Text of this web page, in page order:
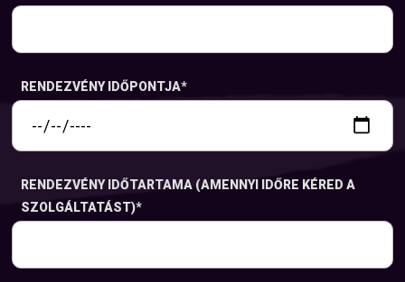
RENDEZVÉNY IDŐPONTJA*
RENDEZVÉNY IDŐTARTAMA (AMENNYI IDŐRE KÉRED A
SZOLGÁLTATÁST)*